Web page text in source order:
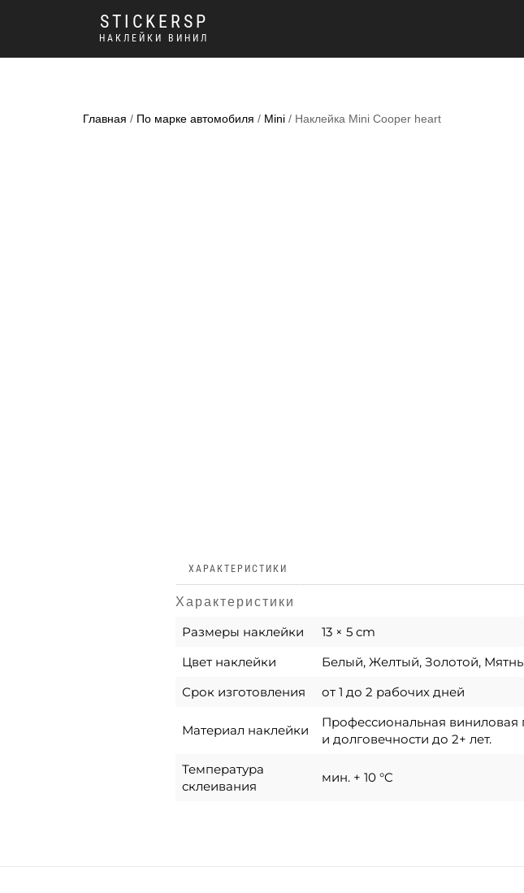
STICKERSP
НАКЛЕЙКИ ВИНИЛ
Главная / По марке автомобиля / Mini / Наклейка Mini Cooper heart
ХАРАКТЕРИСТИКИ
Характеристики
Размеры наклейки
13 × 5 cm
Цвет наклейки
Белый, Желтый, Золотой,
Срок изготовления
от 1 до 2 рабочих дней
Материал наклейки
Профессиональная виниловая
и долговечности до 2+ лет.
Температура
склеивания
мин. + 10 °C